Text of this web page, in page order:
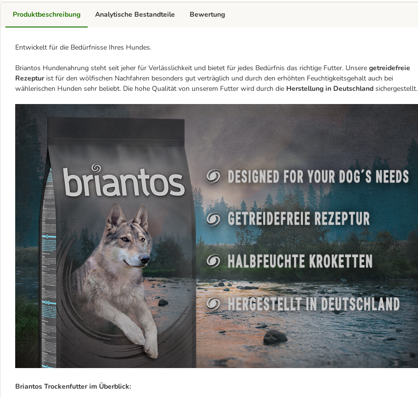
Produktbeschreibung
Entwickelt für die Bedürfnisse Ihres Hundes.
Briantos Hundenahrung steht seit jeher für Verlässlichkeit und bietet für jedes Bedürfnis das richtige Futter. Unsere getreidefreie
Rezepturist für den wölfischen Nachfahren besonders gut verträglich und durch den erhöhten Feuchtigkeitsgehalt auch bei
wählerischen Hunden sehr beliebt. Die hohe Qualität von unserem Futter wird durch die Herstellung in Deutschland sichergestellt.
Briantos Trockenfutter im Überblick:
Analytische Bestandteile Bewertung